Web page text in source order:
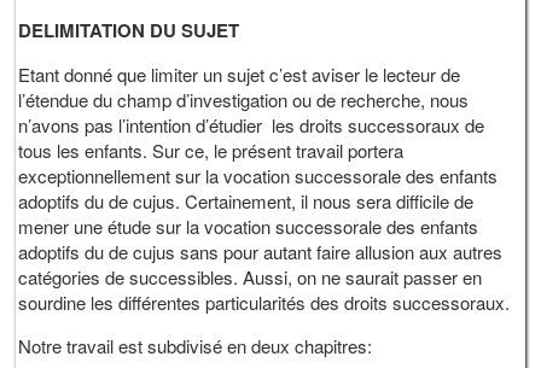
DELIMITATION DU SUJET
Etant donné que limiter un sujet c’est aviser le lecteur de
l’étendue du champ d’investigation ou de recherche, nous
n’avons pas l’intention d’étudier les droits successoraux de
tous les enfants. Sur ce, le présent travail portera
exceptionnellement sur la vocation successorale des enfants
adoptifs du de cujus. Certainement, il nous sera difficile de
mener une étude sur la vocation successorale des enfants
adoptifs du de cujus sans pour autant faire allusion aux autres
catégories de successibles. Aussi, on ne saurait passer en
sourdine les différentes particularités des droits successoraux.
Notre travail est subdivisé en deux chapitres: